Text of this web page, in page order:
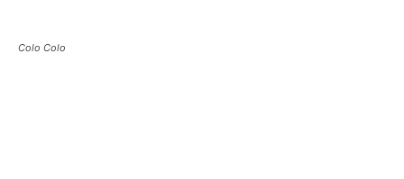
Colo Colo